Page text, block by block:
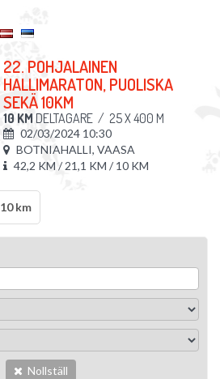
22. POHJALAINEN
HALLIMARATON, PUOLISKA
SEKÄ 10KM
10 KM DELTAGARE / 25 X 400 M
02/03/2024 10:30
BOTNIAHALLI, VAASA
42,2 KM / 21,1 KM / 10 KM
10 km
Nollställ